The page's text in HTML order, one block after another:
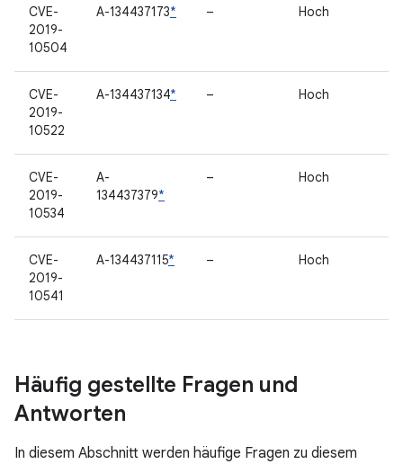
CVE-
2019-
10504
A-134437173* – Hoch
CVE-
2019-
10522
A-134437134* – Hoch
CVE-
2019-
10534
A-
134437379*
– Hoch
CVE-
2019-
10541
A-134437115* – Hoch
Häufig gestellte Fragen und
Antworten
In diesem Abschnitt werden häufige Fragen zu diesem